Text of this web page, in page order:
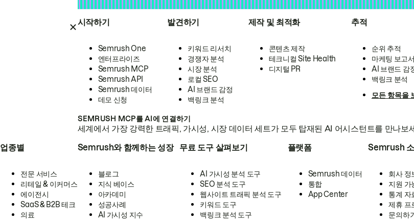
시작하기
Semrush One
엔터프라이즈
Semrush MCP
Semrush API
Semrush 데이터
데모 신청
발견하기
키워드 리서치
경쟁자 분석
시장 분석
로컬 SEO
AI 브랜드 감정
백링크 분석
제작 및 최적화
콘텐츠 제작
테크니컬 Site Health
디지털 PR
추적
순위 추적
마케팅 보고
AI 브랜드 감
백링크 분석
모든 항목을
SEMRUSH MCP를 AI에 연결하기
세계에서 가장 강력한 트래픽, 가시성, 시장 데이터 세트가 모두 탑재된 AI 어시스턴트를 만나보
업종별
전문 서비스
리테일 & 이커머스
에이전시
SaaS & B2B 테크
의료
Semrush와 함께하는 성장
블로그
지식 베이스
아카데미
성공사례
AI 가시성 지수
무료 도구 살펴보기
AI 가시성 분석 도구
SEO 분석 도구
웹사이트 트래픽 분석 도구
키워드 도구
백링크 분석 도구
플랫폼
Semrush 데이터
통합
App Center
Semrush
회사 정
지원 가
통계 자
제휴 프
문의하